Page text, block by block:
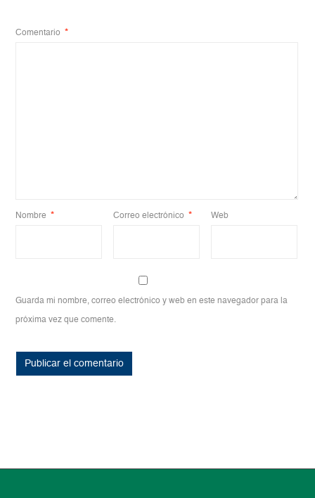
Comentario *
Nombre * Correo electrónico * Web
Guarda mi nombre, correo electrónico y web en este navegador para la
próxima vez que comente.